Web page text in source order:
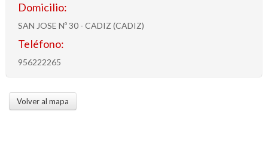
Domicilio:
SAN JOSE Nº 30 - CADIZ (CADIZ)
Teléfono:
956222265
Volver al mapa